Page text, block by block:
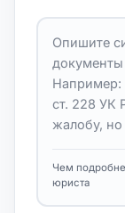
Чем
юриста